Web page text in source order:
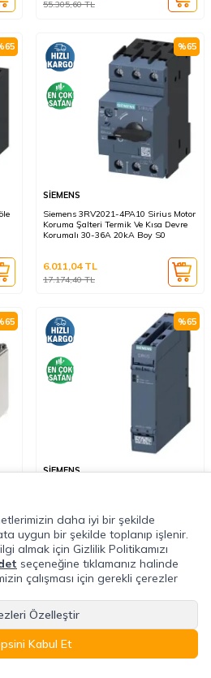
55.305,60TL
65 %65
SİEMENS
Siemens 3RV2021-4PA10 Sirius Motor
Koruma Şalteri Termik Ve Kısa Devre
Korumalı 30-36A 20kA Boy S0
17.174,40TL
6.011,04TL
65 %65
SİEMENS
11.162,40TL
3.906,84TL
daha iyi bir şekilde
uygun bir şekilde toplanıp işlenir.
almak için Gizlilik Politikamızı
seçeneğine tıklamanız halinde
çalışması için gerekli çerezler
Özelleştir
Kabul Et
Sepet Hesabım Kategoriler